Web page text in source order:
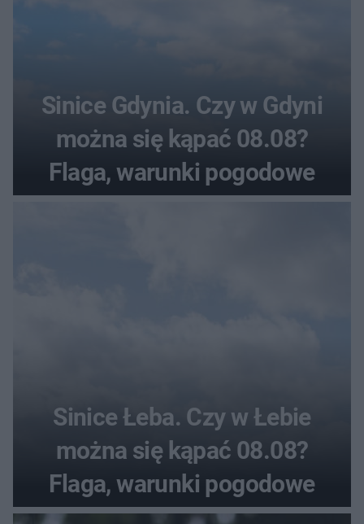
Sinice Gdynia. Czy w Gdyni
można się kąpać 08.08?
Flaga, warunki pogodowe
Sinice Łeba. Czy w Łebie
można się kąpać 08.08?
Flaga, warunki pogodowe